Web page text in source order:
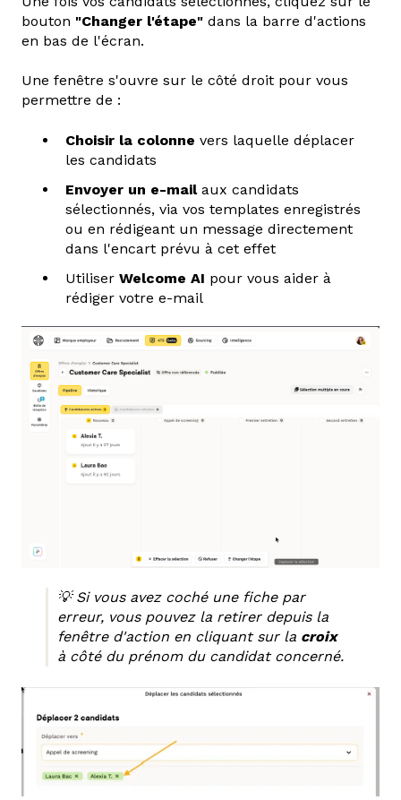
bouton "Changer l'étape" dans la barre d'actions
en bas de l'écran.
Une fenêtre s'ouvre sur le côté droit pour vous
permettre de :
Choisir la colonne vers laquelle déplacer
les candidats
Envoyer un e-mailaux candidats
sélectionnés, via vos templates enregistrés
ou en rédigeant un message directement
dans l'encart prévu à cet effet
Utiliser Welcome AI pour vous aider à
rédiger votre e-mail
💡 Si vous avez coché une fiche par
erreur, vous pouvez la retirer depuis la
fenêtre d'action en cliquant sur la croix
à côté du prénom du candidat concerné.